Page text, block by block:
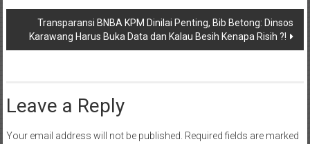
Transparansi BNBA KPM Dinilai Penting, Bib Betong: Dinsos
Karawang Harus Buka Data dan Kalau Besih Kenapa Risih ?!
Leave a Reply
Your email address will not be published. Required fields are marked